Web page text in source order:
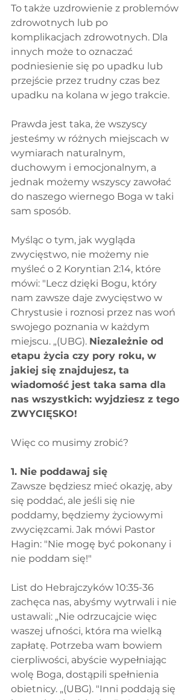
To także uzdrowienie z problemów
zdrowotnych lub po
komplikacjach zdrowotnych. Dla
innych może to oznaczać
podniesienie się po upadku lub
przejście przez trudny czas bez
upadku na kolana w jego trakcie.
Prawda jest taka, że wszyscy
jesteśmy w różnych miejscach w
wymiarach naturalnym,
duchowym i emocjonalnym, a
jednak możemy wszyscy zawołać
do naszego wiernego Boga w taki
sam sposób.
Myśląc o tym, jak wygląda
zwycięstwo, nie możemy nie
myśleć o 2 Koryntian 2:14, które
mówi: "Lecz dzięki Bogu, który
nam zawsze daje zwycięstwo w
Chrystusie i roznosi przez nas woń
swojego poznania w każdym
miejscu. „(UBG). Niezależnie od
etapu życia czy pory roku, w
jakiej się znajdujesz, ta
wiadomość jest taka sama dla
nas wszystkich: wyjdziesz z tego
ZWYCIĘSKO!
Więc co musimy zrobić?
1. Nie poddawaj się
Zawsze będziesz mieć okazję, aby
się poddać, ale jeśli się nie
poddamy, będziemy życiowymi
zwycięzcami. Jak mówi Pastor
Hagin: "Nie mogę być pokonany i
nie poddam się!"
List do Hebrajczyków 10:35-36
zachęca nas, abyśmy wytrwali i nie
ustawali: „Nie odrzucajcie więc
waszej ufności, która ma wielką
zapłatę. Potrzeba wam bowiem
cierpliwości, abyście wypełniając
wolę Boga, dostąpili spełnienia
obietnicy. „(UBG). "Inni poddają się